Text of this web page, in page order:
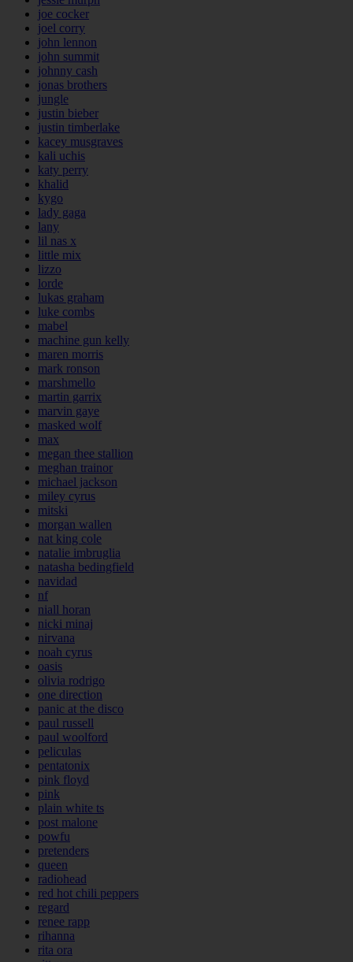
joe cocker
joel corry
john lennon
john summit
johnny cash
jonas brothers
jungle
justin bieber
justin timberlake
kacey musgraves
kali uchis
katy perry
khalid
kygo
lady gaga
lany
lil nas x
little mix
lizzo
lorde
lukas graham
luke combs
mabel
machine gun kelly
maren morris
mark ronson
marshmello
martin garrix
marvin gaye
masked wolf
max
megan thee stallion
meghan trainor
michael jackson
miley cyrus
mitski
morgan wallen
nat king cole
natalie imbruglia
natasha bedingfield
navidad
nf
niall horan
nicki minaj
nirvana
noah cyrus
oasis
olivia rodrigo
one direction
panic at the disco
paul russell
paul woolford
peliculas
pentatonix
pink floyd
pink
plain white ts
post malone
powfu
pretenders
queen
radiohead
red hot chili peppers
regard
renee rapp
rihanna
rita ora